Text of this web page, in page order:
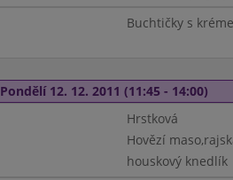
Buchtičky s
Pondělí 12. 12. 2011 (11:45 - 14:00)
Hrstková
Hovězí
houskový knedlík